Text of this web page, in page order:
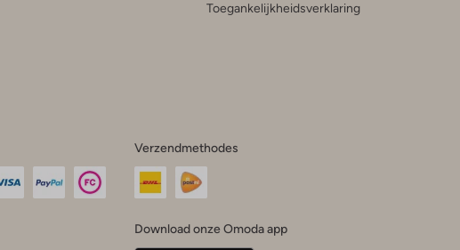
Toegankelijkheidsverklaring
Verzendmethodes
Download onze Omoda app